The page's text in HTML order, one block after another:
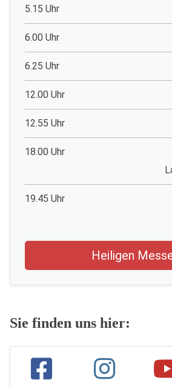
5.15 Uhr
6.00 Uhr
6.25 Uhr
12.00 Uhr
12.55 Uhr
18.00 Uhr
19.45 Uhr
Heiligen
Sie finden uns hier: